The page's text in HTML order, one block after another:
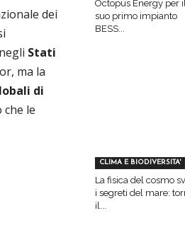
dei
Stati
ma la
di
che le
Octopus Energy per
suo primo impianto
BESS...
CLIMA E BIODIVERSITA'
La fisica del cosmo
i segreti del mare:
il...